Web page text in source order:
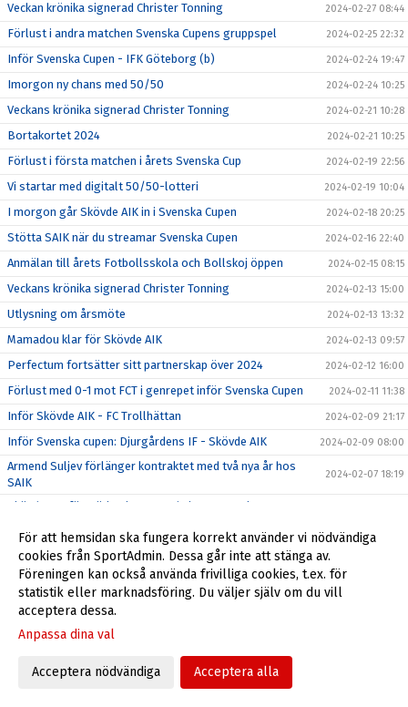
Veckan krönika signerad Christer Tonning 2024-02-27 08:44
Förlust i andra matchen Svenska Cupens gruppspel 2024-02-25 22:32
Inför Svenska Cupen - IFK Göteborg (b) 2024-02-24 19:47
Imorgon ny chans med 50/50 2024-02-24 10:25
Veckans krönika signerad Christer Tonning 2024-02-21 10:28
Bortakortet 2024 2024-02-21 10:25
Förlust i första matchen i årets Svenska Cup 2024-02-19 22:56
Vi startar med digitalt 50/50-lotteri 2024-02-19 10:04
I morgon går Skövde AIK in i Svenska Cupen 2024-02-18 20:25
Stötta SAIK när du streamar Svenska Cupen 2024-02-16 22:40
Anmälan till årets Fotbollsskola och Bollskoj öppen 2024-02-15 08:15
Veckans krönika signerad Christer Tonning 2024-02-13 15:00
Utlysning om årsmöte 2024-02-13 13:32
Mamadou klar för Skövde AIK 2024-02-13 09:57
Perfectum fortsätter sitt partnerskap över 2024 2024-02-12 16:00
Förlust med 0-1 mot FCT i genrepet inför Svenska Cupen 2024-02-11 11:38
Inför Skövde AIK - FC Trollhättan 2024-02-09 21:17
Inför Svenska cupen: Djurgårdens IF - Skövde AIK 2024-02-09 08:00
Armend Suljev förlänger kontraktet med två nya år hos
SAIK
2024-02-07 18:19
Skövde AIK förstärker laget med Ziga Ovsenek
Veckans krönika Signerad Christer Tonning 2024-02-05 08:27
Mållös match mot Degerfors 2024-02-03 18:17
Bildsvep från Degerfors (b) 3 feb 2024-02-03 18:16
Rapp Fastigheter fortsatt Guldpartner under 2024
Intresseanmälan SAIK Akademi 2025
Träningsmatch mot Degerfors på Stora Valla
Filip Schyberg vinner Guldbollan 2023
För att hemsidan ska fungera korrekt använder vi nödvändiga
cookies från SportAdmin. Dessa går inte att stänga av.
Föreningen kan också använda frivilliga cookies, t.ex. för
statistik eller marknadsföring. Du väljer själv om du vill
acceptera dessa.
Anpassa dina val
Acceptera nödvändiga Acceptera alla